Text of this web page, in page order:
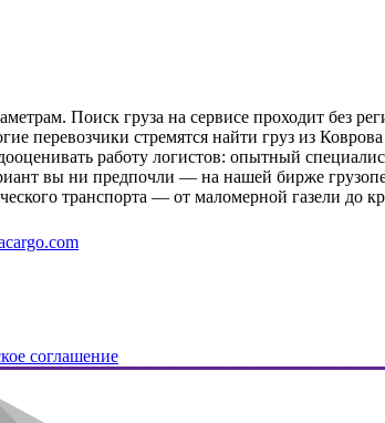
Поиск груза на сервисе проходит без
перевозчики стремятся найти груз из
работу логистов: опытный
вы ни предпочли — на нашей бирже
транспорта — от маломерной газели до
соглашение